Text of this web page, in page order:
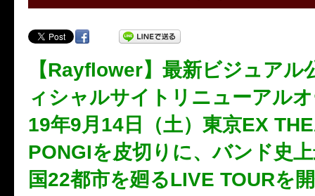
【Rayflower】最新ビジュアル
ィシャルサイトリニューアル
19年9月14日（土）東京EX
PONGIを皮切りに、バンド史
国22都市を廻るLIVE TOURを